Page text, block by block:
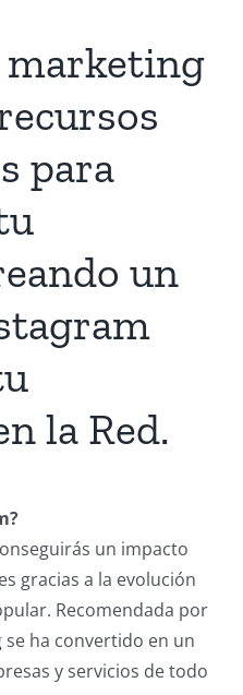
marketing
para
un
la Red.
un impacto
gracias a la evolución
Recomendada por
ha convertido en un
y servicios de todo